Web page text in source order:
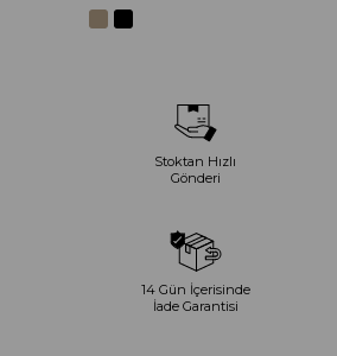
Stoktan Hızlı
Gönderi
14 Gün İçerisinde
İade Garantisi